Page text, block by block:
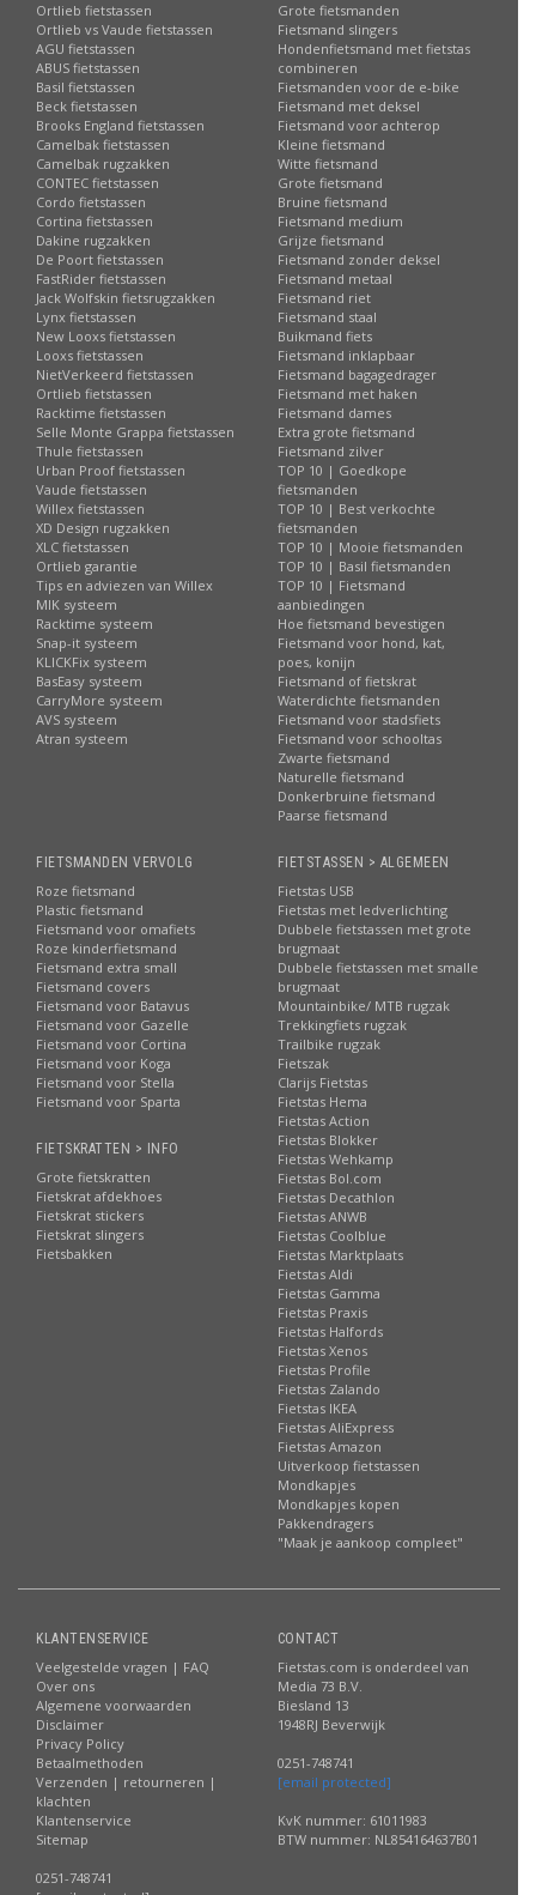
Ortlieb fietstassen
Ortlieb vs Vaude fietstassen
AGU fietstassen
ABUS fietstassen
Basil fietstassen
Beck fietstassen
Brooks England fietstassen
Camelbak fietstassen
Camelbak rugzakken
CONTEC fietstassen
Cordo fietstassen
Cortina fietstassen
Dakine rugzakken
De Poort fietstassen
FastRider fietstassen
Jack Wolfskin fietsrugzakken
Lynx fietstassen
New Looxs fietstassen
Looxs fietstassen
NietVerkeerd fietstassen
Ortlieb fietstassen
Racktime fietstassen
Selle Monte Grappa fietstassen
Thule fietstassen
Urban Proof fietstassen
Vaude fietstassen
Willex fietstassen
XD Design rugzakken
XLC fietstassen
Ortlieb garantie
Tips en adviezen van Willex
MIK systeem
Racktime systeem
Snap-it systeem
KLICKFix systeem
BasEasy systeem
CarryMore systeem
AVS systeem
Atran systeem
Grote fietsmanden
Fietsmand slingers
Hondenfietsmand met fietstas
combineren
Fietsmanden voor de e-bike
Fietsmand met deksel
Fietsmand voor achterop
Kleine fietsmand
Witte fietsmand
Grote fietsmand
Bruine fietsmand
Fietsmand medium
Grijze fietsmand
Fietsmand zonder deksel
Fietsmand metaal
Fietsmand riet
Fietsmand staal
Buikmand fiets
Fietsmand inklapbaar
Fietsmand bagagedrager
Fietsmand met haken
Fietsmand dames
Extra grote fietsmand
Fietsmand zilver
TOP 10 | Goedkope
fietsmanden
TOP 10 | Best verkochte
fietsmanden
TOP 10 | Mooie fietsmanden
TOP 10 | Basil fietsmanden
TOP 10 | Fietsmand
aanbiedingen
Hoe fietsmand bevestigen
Fietsmand voor hond, kat,
poes, konijn
Fietsmand of fietskrat
Waterdichte fietsmanden
Fietsmand voor stadsfiets
Fietsmand voor schooltas
Zwarte fietsmand
Naturelle fietsmand
Donkerbruine fietsmand
Paarse fietsmand
FIETSMANDEN VERVOLG
Roze fietsmand
Plastic fietsmand
Fietsmand voor omafiets
Roze kinderfietsmand
Fietsmand extra small
Fietsmand covers
Fietsmand voor Batavus
Fietsmand voor Gazelle
Fietsmand voor Cortina
Fietsmand voor Koga
Fietsmand voor Stella
Fietsmand voor Sparta
FIETSKRATTEN > INFO
Grote fietskratten
Fietskrat afdekhoes
Fietskrat stickers
Fietskrat slingers
Fietsbakken
FIETSTASSEN > ALGEMEEN
Fietstas USB
Fietstas met ledverlichting
Dubbele fietstassen met grote
brugmaat
Dubbele fietstassen met smalle
brugmaat
Mountainbike/ MTB rugzak
Trekkingfiets rugzak
Trailbike rugzak
Fietszak
Clarijs Fietstas
Fietstas Hema
Fietstas Action
Fietstas Blokker
Fietstas Wehkamp
Fietstas Bol.com
Fietstas Decathlon
Fietstas ANWB
Fietstas Coolblue
Fietstas Marktplaats
Fietstas Aldi
Fietstas Gamma
Fietstas Praxis
Fietstas Halfords
Fietstas Xenos
Fietstas Profile
Fietstas Zalando
Fietstas IKEA
Fietstas AliExpress
Fietstas Amazon
Uitverkoop fietstassen
Mondkapjes
Mondkapjes kopen
Pakkendragers
"Maak je aankoop compleet"
KLANTENSERVICE
Veelgestelde vragen | FAQ
Over ons
Algemene voorwaarden
Disclaimer
Privacy Policy
Betaalmethoden
Verzenden | retourneren |
klachten
Klantenservice
Sitemap
0251-748741
CONTACT
Fietstas.com is onderdeel van
Media 73 B.V.
Biesland 13
1948RJ Beverwijk
0251-748741
[email protected]
KvK nummer: 61011983
BTW nummer: NL854164637B01